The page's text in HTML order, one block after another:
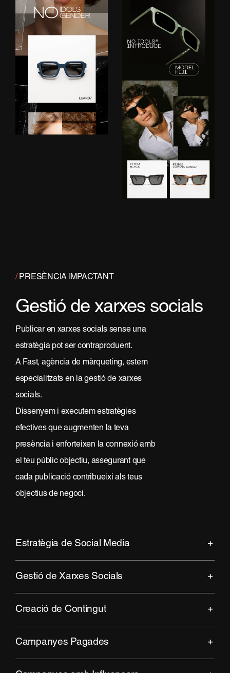
/PRESÈNCIA IMPACTANT
Gestió de xarxes socials
Publicar en xarxes socials sense una
estratègia pot ser contraproduent.
A Fast, agència de màrqueting, estem
especialitzats en la gestió de xarxes
socials.
Dissenyem i executem estratègies
efectives que augmenten la teva
presència i enforteixen la connexió amb
el teu públic objectiu, assegurant que
cada publicació contribueixi als teus
objectius de negoci.
Estratègia de Social Media
Gestió de Xarxes Socials
Creació de Contingut
Campanyes Pagades